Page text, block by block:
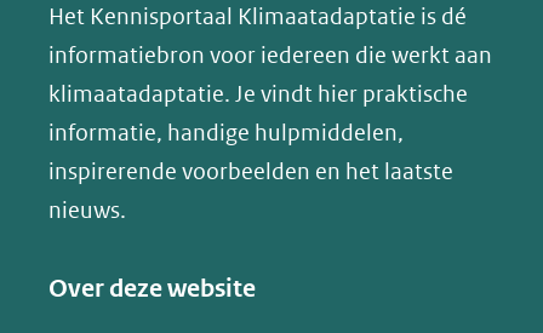
website)
website)
website)
y
(opent
in
nieuw
venster)
naar
een
andere
website)
Het Kennisportaal Klimaatadaptatie is dé
informatiebron voor iedereen die werkt aan
klimaatadaptatie. Je vindt hier praktische
informatie, handige hulpmiddelen,
inspirerende voorbeelden en het laatste
nieuws.
Over deze website